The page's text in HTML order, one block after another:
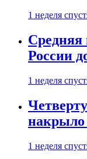
1 неделя
Средняя
России
1 неделя
накрыло
1 неделя